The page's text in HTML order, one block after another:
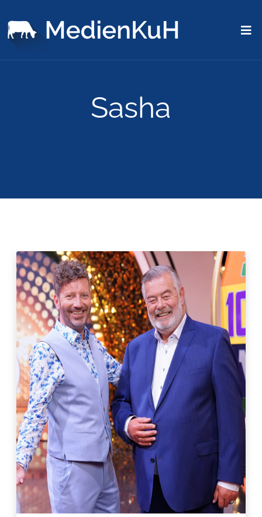
Sasha